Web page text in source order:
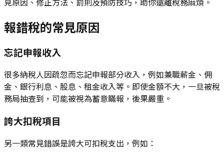
報錯稅的常見原因
忘記申報收入
很多納稅人因疏忽而忘記申報部分收入，例如兼職薪金、佣
金、銀行利息、股息、租金收入等。即使金額不大，一旦被稅
務局抽查到，可能被視為蓄意瞞報，後果嚴重。
誇大扣稅項目
另一類常見錯誤是誇大可扣稅支出，例如：